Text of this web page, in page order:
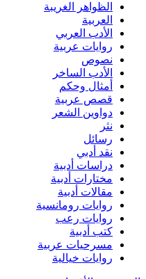
الظواهر الغريبة‏
العربية
الأدب العربي
روايات عربية
نصوص
الأدب الساخر
أمثال وحكم
قصص عربية
دواوين الشعر
نثر
رسائل
نقد أدبي
دراسات أدبية
مختارات أدبية
مقالات أدبية
روايات رومانسية
روايات رعب
كتب أدبية
مسرحيات عربية
روايات خيالية